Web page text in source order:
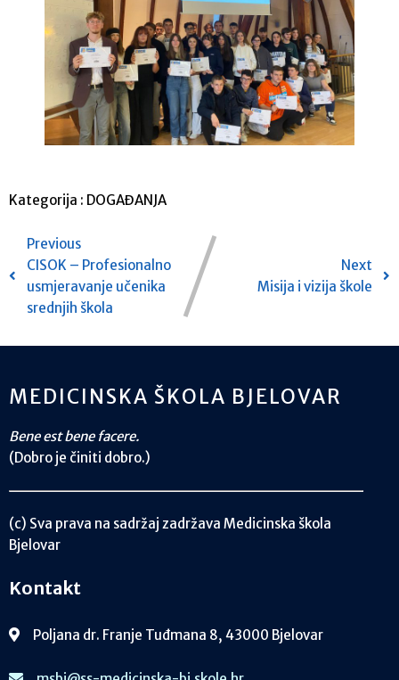
Kategorija : DOGAĐANJA
Previous
CISOK – Profesionalno
usmjeravanje učenika
srednjih škola
Next
Misija i vizija škole
MEDICINSKA ŠKOLA BJELOVAR
Bene est bene facere.
(Dobro je činiti dobro.)
(c) Sva prava na sadržaj zadržava Medicinska škola
Bjelovar
Kontakt
Poljana dr. Franje Tuđmana 8, 43000 Bjelovar